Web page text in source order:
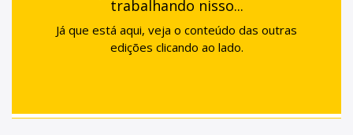
trabalhando nisso...
Já que está aqui, veja o conteúdo das outras
edições clicando ao lado.